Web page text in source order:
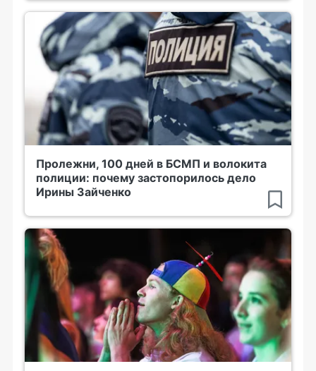
Пролежни, 100 дней в БСМП и волокита
полиции: почему застопорилось дело
Ирины Зайченко